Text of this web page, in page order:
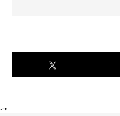
-->